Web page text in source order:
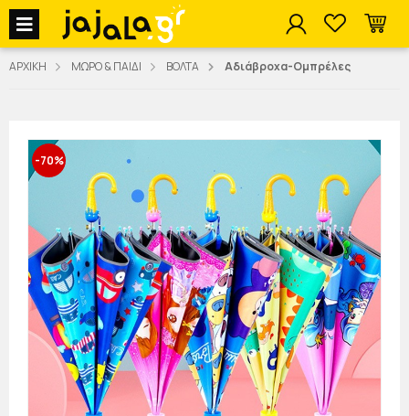
jajala Menu
ΑΡΧΙΚΗ ΜΩΡΟ & ΠΑΙΔΙ ΒΟΛΤΑ Αδιάβροχα-Ομπρέλες
-70%